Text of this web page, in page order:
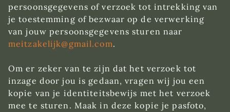
persoonsgegevens of verzoek tot intrekking van
je toestemming of bezwaar op de verwerking
van jouw persoonsgegevens sturen naar
meitzakelijk@gmail.com.
Om er zeker van te zijn dat het verzoek tot
inzage door jou is gedaan, vragen wij jou een
kopie van je identiteitsbewijs met het verzoek
mee te sturen. Maak in deze kopie je pasfoto,